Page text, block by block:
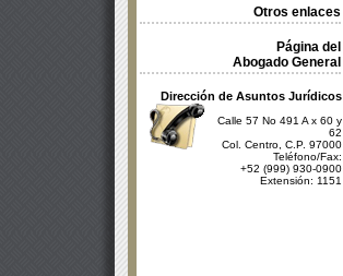
Otros enlaces
Página del
Abogado General
Dirección de Asuntos Jurídicos
Calle 57 No 491 A x 60 y
62
Col. Centro, C.P. 97000
Teléfono/Fax:
+52 (999) 930-0900
Extensión: 1151